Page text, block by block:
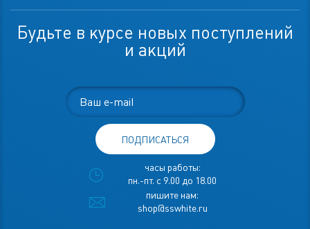
Будьте в курсе новых поступлений
и акций
ПОДПИСАТЬСЯ
часы работы:
пн.-пт. с 9.00 до 18.00
пишите нам:
shop@sswhite.ru